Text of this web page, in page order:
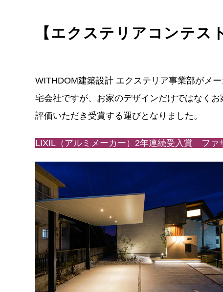
お問い合
【エクステリアコンテス
WITHDOM建築設計 エクステリア事業部がメ
宅会社ですが、お家のデザインだけではなく
評価いただき受賞する運びとなりました。
LIXIL（アルミメーカー）2年連続受入賞 ファ